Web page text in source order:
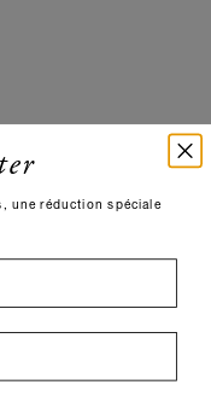
une réduction spéciale